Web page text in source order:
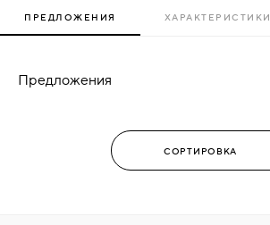
ПРЕДЛОЖЕНИЯ ХАРАКТЕРИСТИКИ
Предложения